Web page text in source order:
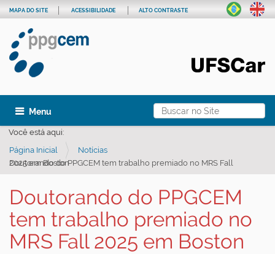
Busca
Busca Avançada…
MAPA DO SITE ACESSIBILIDADE ALTO CONTRASTE
Toggle navigation
Você está aqui:
Página Inicial
Notícias
Doutorando do PPGCEM tem trabalho premiado no MRS Fall 2025 em Boston
Doutorando do PPGCEM
tem trabalho premiado no
MRS Fall 2025 em Boston